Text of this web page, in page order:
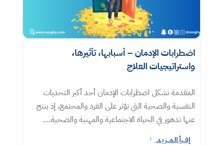
اضطرابات الإدمان – أسبابها، تأثيرها،
واستراتيجيات العلاج
المقدمة تشكل اضطرابات الإدمان أحد أكبر التحديات
النفسية والصحية التي تؤثر على الفرد والمجتمع، إذ ينتج
عنها تدهور في الحياة الاجتماعية والمهنية والصحية....
إقــرأ الـمــزيـد 5